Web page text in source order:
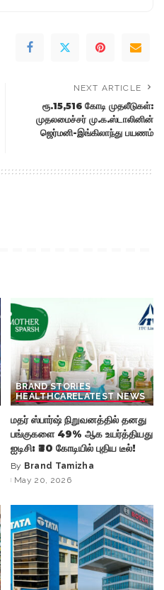
NEXT ARTICLE
ரூ.15,516 கோடி முதலீடுகள்:
முதலமைச்சர் மு.க.ஸ்டாலினின்
ஜெர்மனி-இங்கிலாந்து பயணம்
BRAND STORIES
HEALTHCARELATEST NEWS
மதர் ஸ்பார்ஷ் நிறுவனத்தில் தனது
பங்குகளை 49% ஆக உயர்த்தியது
ஐடிசி: ₹30 கோடியில் புதிய டீல்!
Posted
by
By Brand Tamizha
May 20, 2026